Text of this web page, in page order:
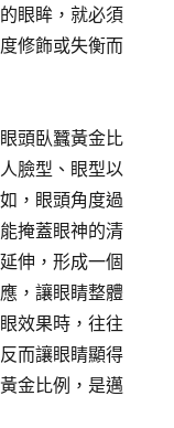
眼眸，就必須
修飾或失衡而
頭臥蠶黃金比
臉型、眼型以
，眼頭角度過
掩蓋眼神的清
伸，形成一個
，讓眼睛整體
效果時，往往
而讓眼睛顯得
金比例，是邁